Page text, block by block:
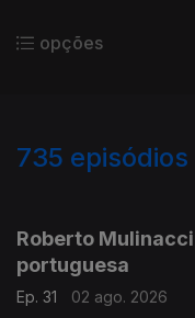
opções
735
Roberto
portuguesa
Ep. 31
02 ago. 2026